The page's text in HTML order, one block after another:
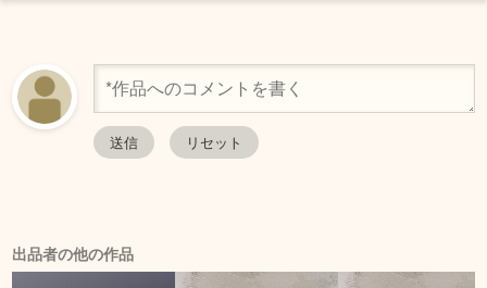
出品者の他の作品